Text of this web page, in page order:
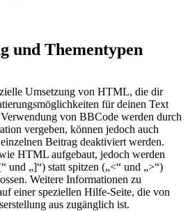
und Thementypen
Umsetzung von HTML, die dir
für deinen Text
von BBCode werden durch
vergeben, können jedoch auch
Beitrag deaktiviert werden.
HTML aufgebaut, jedoch werden
und „]“) statt spitzen („<“ und „>“)
Weitere Informationen zu
einer speziellen Hilfe-Seite, die von
aus zugänglich ist.